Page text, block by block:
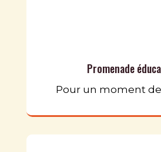
Promenade
Pour un moment